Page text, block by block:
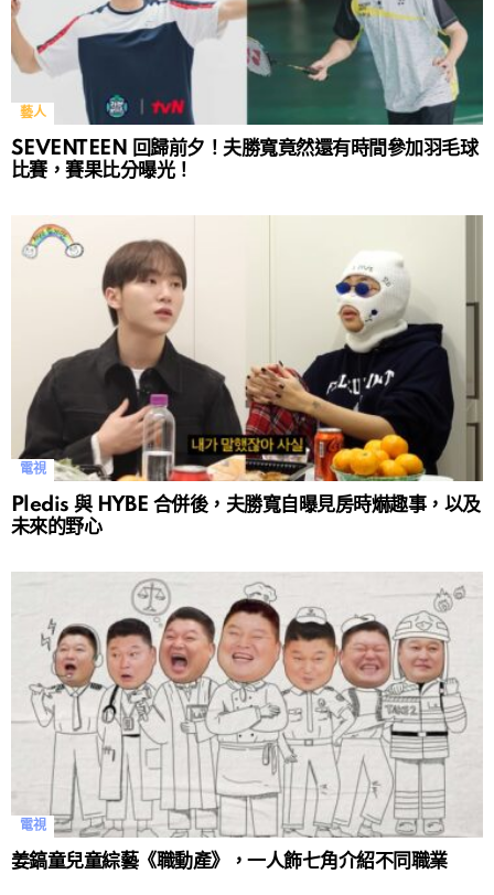
藝人
SEVENTEEN 回歸前夕！夫勝寬竟然還有時間參加羽毛球
比賽，賽果比分曝光！
電視
Pledis 與 HYBE 合併後，夫勝寬自曝見房時爀趣事，以及
未來的野心
電視
姜鎬童兒童綜藝《職動產》，一人飾七角介紹不同職業